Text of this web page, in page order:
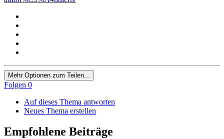
Mehr Optionen zum Teilen...
Folgen 0
Auf dieses Thema antworten
Neues Thema erstellen
Empfohlene Beiträge